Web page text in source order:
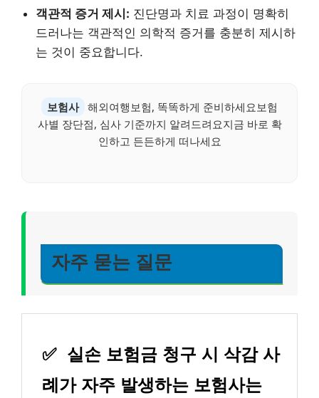
객관적 증거 제시: 진단명과 치료 과정이 명확히
드러나는 객관적인 의학적 증거를 충분히 제시하
는 것이 중요합니다.
보험사 해외여행보험, 똑똑하게 준비하세요보험
사별 장단점, 심사 기준까지 알려드려요지금 바로 확
인하고 든든하게 떠나세요
자주 묻는 질문
✅ 실손 보험금 청구 시 삭감 사
례가 자주 발생하는 보험사는